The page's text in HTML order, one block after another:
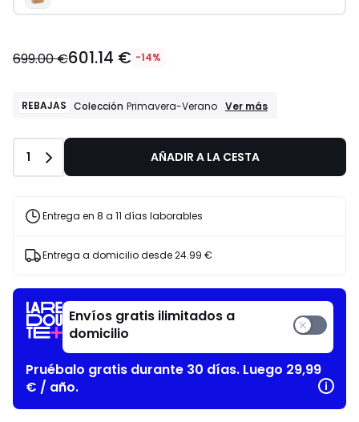
699.00 €601.14 € -14%
REBAJAS Colección Primavera-Verano REBAJAS
Ver más
Cantidad
1 AÑADIR A LA CESTA
Entrega en 8 a 11 días laborables
Entrega a domicilio desde24.99 €
Envíos gratis ilimitados a
domicilio
Pruébalo gratis durante 30 días. Luego 29,99
€ / año.